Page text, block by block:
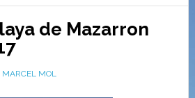
de Mazarron
MARCEL MOL